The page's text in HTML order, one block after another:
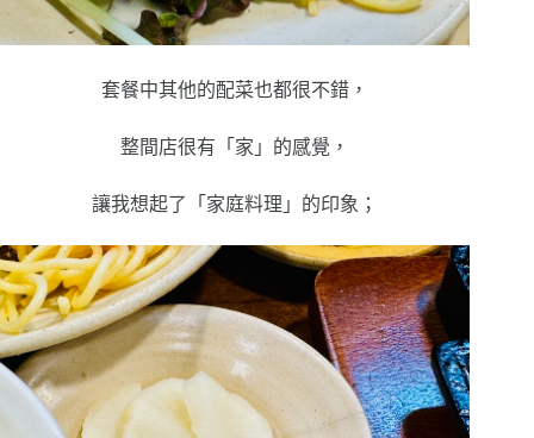
套餐中其他的配菜也都很不錯，
整間店很有「家」的感覺，
讓我想起了「家庭料理」的印象；